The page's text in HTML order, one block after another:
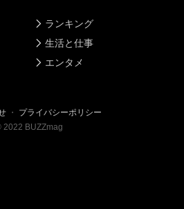
ランキング
生活と仕事
エンタメ
・ プライバシーポリシー
2022 BUZZmag